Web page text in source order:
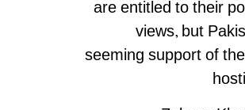
are entitled to their
views, but
seeming support of